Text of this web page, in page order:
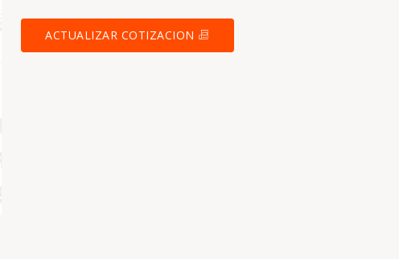
ACTUALIZAR COTIZACION